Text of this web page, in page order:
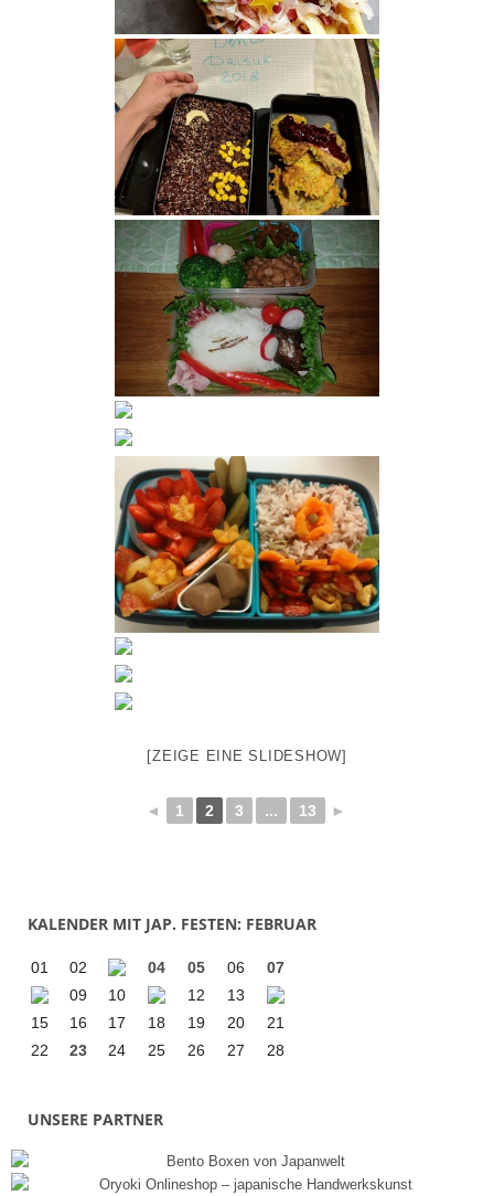
[ZEIGE EINE SLIDESHOW]
◄ 1 2 3 ... 13 ►
KALENDER MIT JAP. FESTEN: FEBRUAR
01 02 04 05 06
07
09
10 12
13
15
16 17 18 19 20
21
22
23 24 25 26 27 28
UNSERE PARTNER